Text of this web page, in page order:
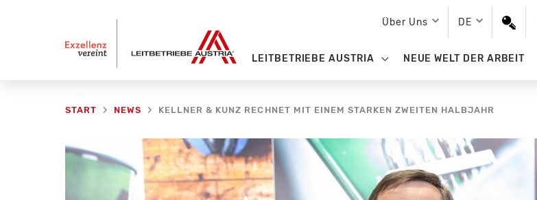
Über Uns DE
LEITBETRIEBE AUSTRIA NEUE WELT DER ARBEIT
START NEWS KELLNER & KUNZ RECHNET MIT EINEM STARKEN ZWEITEN HALBJAHR